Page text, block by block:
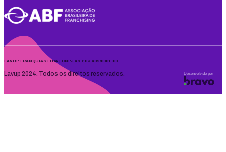
LAVUP FRANQUIAS LTDA | CNPJ 49.686.402/0001-80
Lavup 2024. Todos os direitos reservados. Desenvolvido por